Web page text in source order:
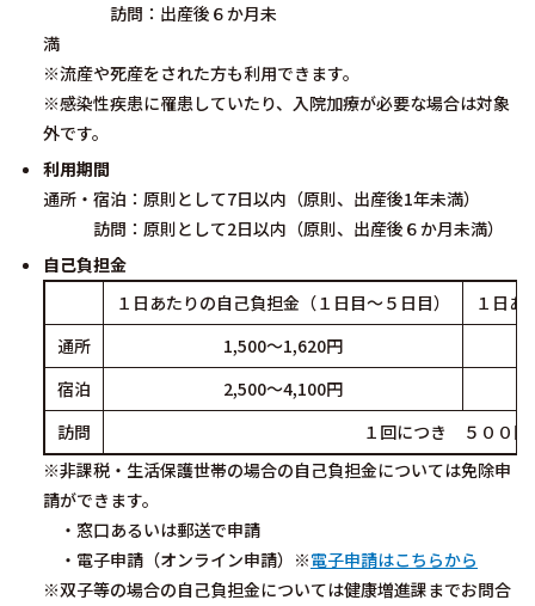
訪問：出産後６か月未
※流産や死産をされた方も利用できます。
※感染性疾患に罹患していたり、入院加療が必要な場合は対象
外です。
利用期間
通所・宿泊：原則として7日以内（原則、出産後1年未満）
訪問：原則として2日以内（原則、出産後６か月未満）
自己負担金
１日あたりの自己負担金（１日目～５日目）
１日あ
通所
1,500～1,620円
宿泊
2,500～4,100円
訪問
１回につき ５００円
※非課税・生活保護世帯の場合の自己負担金については免除申
請ができます。
・窓口あるいは郵送で申請
・電子申請（オンライン申請）※電子申請はこちらから
※双子等の場合の自己負担金については健康増進課までお問合